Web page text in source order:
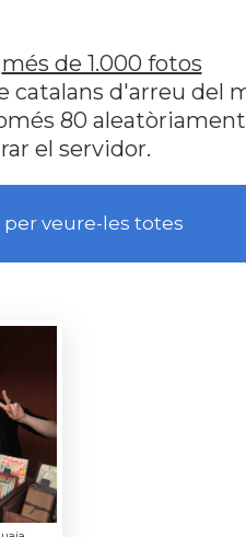
més de 1.000 fotos
catalans d'arreu del
80
el servidor.
veure-les totes